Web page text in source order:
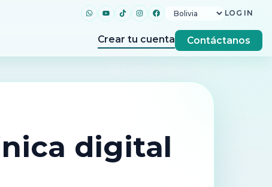
LOG IN
Crear tu cuenta Contáctanos
digital